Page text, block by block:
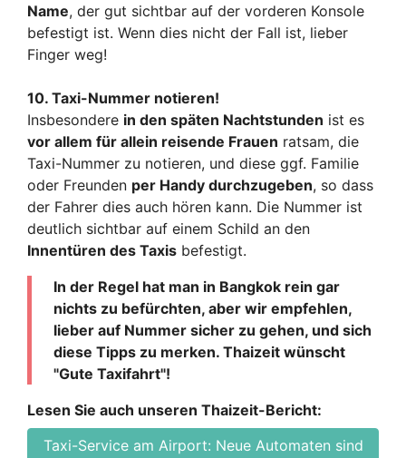
Name, der gut sichtbar auf der vorderen Konsole
befestigt ist. Wenn dies nicht der Fall ist, lieber
Finger weg!
10. Taxi-Nummer notieren!
Insbesondere in den späten Nachtstunden ist es
vor allem für allein reisende Frauen ratsam, die
Taxi-Nummer zu notieren, und diese ggf. Familie
oder Freunden per Handy durchzugeben, so dass
der Fahrer dies auch hören kann. Die Nummer ist
deutlich sichtbar auf einem Schild an den
Innentüren des Taxis befestigt.
In der Regel hat man in Bangkok rein gar
nichts zu befürchten, aber wir empfehlen,
lieber auf Nummer sicher zu gehen, und sich
diese Tipps zu merken. Thaizeit wünscht
"Gute Taxifahrt"!
Lesen Sie auch unseren Thaizeit-Bericht:
Taxi-Service am Airport: Neue Automaten sind